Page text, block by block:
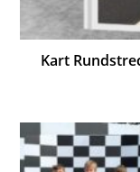
Kart